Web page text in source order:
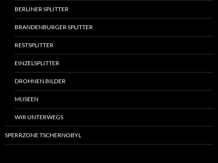
BERLINER SPLITTER
BRANDENBURGER SPLITTER
RESTSPLITTER
EINZELSPLITTER
DROHNEN BILDER
MUSEEN
WIR UNTERWEGS
SPERRZONE TSCHERNOBYL